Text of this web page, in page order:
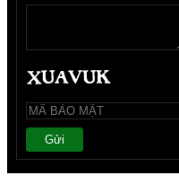
Gửi